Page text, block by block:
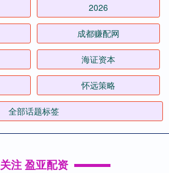
2026
成都赚配网
海证资本
怀远策略
全部话题标签
关注 盈亚配资